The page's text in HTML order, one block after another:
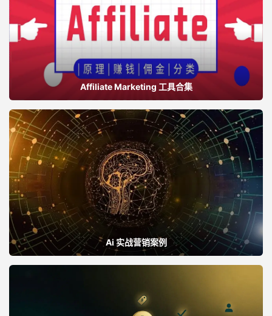
Affiliate Marketing 工具合集
Ai 实战营销案例